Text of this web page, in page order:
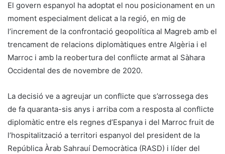
El govern espanyol ha adoptat el nou posicionament en un
moment especialment delicat a la regió, en mig de
l’increment de la confrontació geopolítica al Magreb amb el
trencament de relacions diplomàtiques entre Algèria i el
Marroc i amb la reobertura del conflicte armat al Sàhara
Occidental des de novembre de 2020.
La decisió ve a agreujar un conflicte que s’arrossega des
de fa quaranta-sis anys i arriba com a resposta al conflicte
diplomàtic entre els regnes d’Espanya i del Marroc fruit de
l’hospitalització a territori espanyol del president de la
República Àrab Sahrauí Democràtica (RASD) i líder del